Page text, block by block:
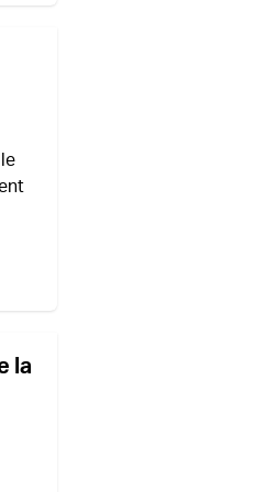
la